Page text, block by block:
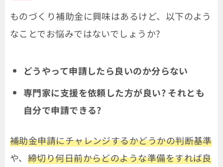
ものづくり補助金に興味はあるけど、以下のよう
なことでお悩みではないでしょうか?
どうやって申請したら良いのか分らない
専門家に支援を依頼した方が良い? それとも
自分で申請できる?
補助金申請にチャレンジするかどうかの判断基準
や、 締切り何日前からどのような準備をすれば良